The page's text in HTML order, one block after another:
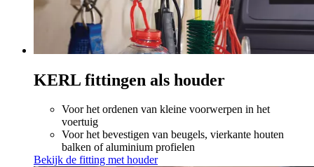
KERL fittingen als houder
Voor het ordenen van kleine voorwerpen in het
voertuig
Voor het bevestigen van beugels, vierkante houten
balken of aluminium profielen
Bekijk de fitting met houder